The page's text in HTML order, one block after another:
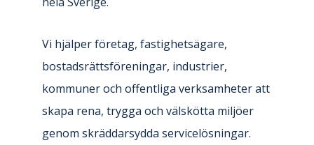
Vi hjälper företag, fastighetsägare,
bostadsrättsföreningar, industrier,
kommuner och offentliga verksamheter att
skapa rena, trygga och välskötta miljöer
genom skräddarsydda servicelösningar.